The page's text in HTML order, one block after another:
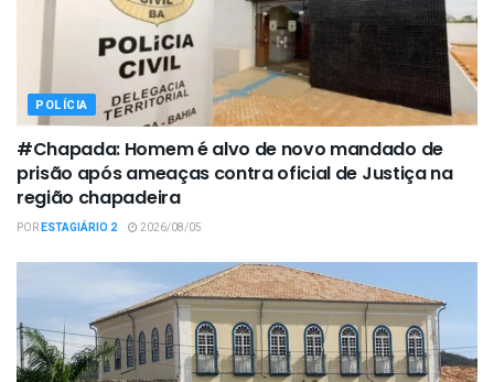
POLÍCIA
#Chapada: Homem é alvo de novo mandado de
prisão após ameaças contra oficial de Justiça na
região chapadeira
PORESTAGIÁRIO 2 2026/08/05